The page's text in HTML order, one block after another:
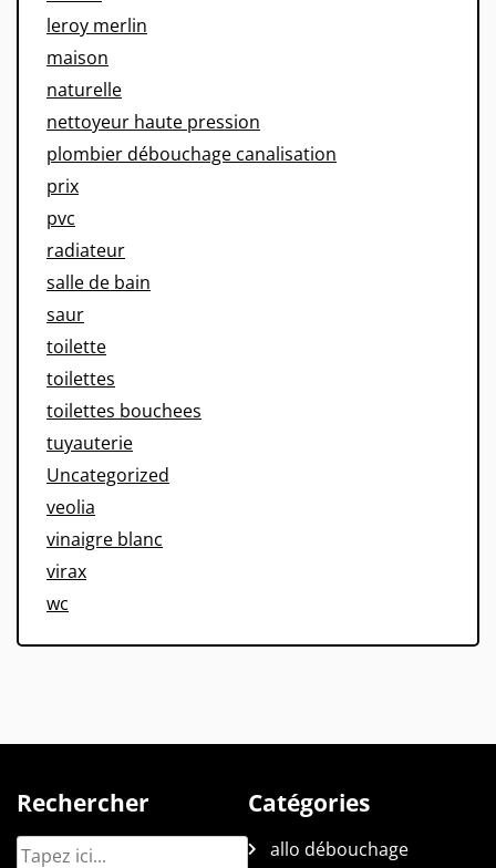
leroy merlin
maison
naturelle
nettoyeur haute pression
plombier débouchage canalisation
prix
pvc
radiateur
salle de bain
saur
toilette
toilettes
toilettes bouchees
tuyauterie
Uncategorized
veolia
vinaigre blanc
virax
wc
Rechercher Catégories
allo débouchage